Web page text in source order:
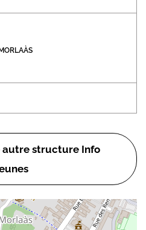
autre structure Info